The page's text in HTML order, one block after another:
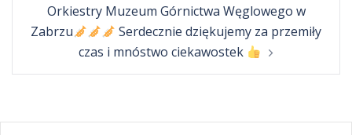
Orkiestry Muzeum Górnictwa Węglowego w
Zabrzu
Serdecznie dziękujemy za przemiły
czas i mnóstwo ciekawostek